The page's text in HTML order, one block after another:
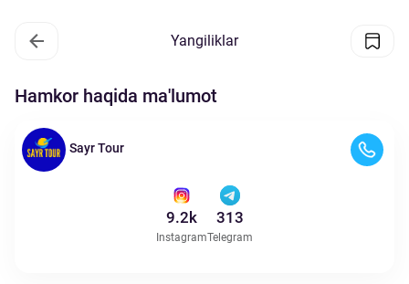
Yangiliklar
Hamkor haqida ma'lumot
Sayr Tour
9.2k
Instagram
313
Telegram